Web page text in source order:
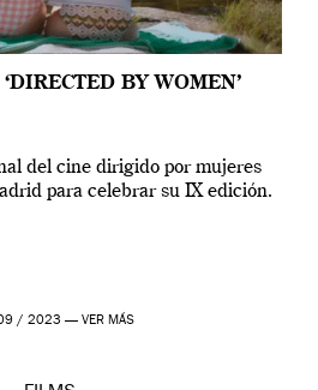
BY WOMEN’
del cine dirigido por mujeres
para celebrar su IX edición.
/ 2023 — VER MÁS